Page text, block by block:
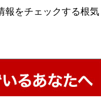
報をチェックする根気